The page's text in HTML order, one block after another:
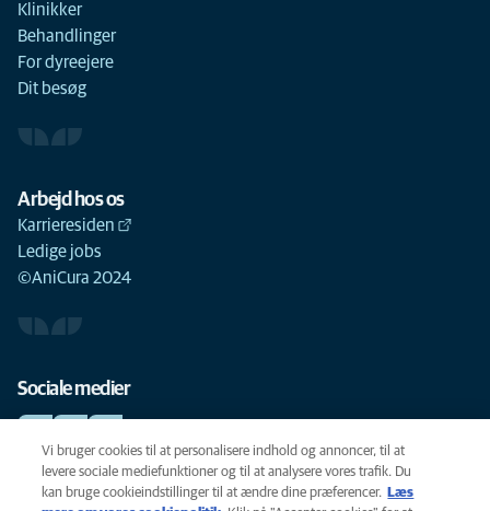
Klinikker
Behandlinger
For dyreejere
Dit besøg
Arbejd hos os
Karrieresiden
Ledige jobs
©AniCura 2024
Sociale medier
Cookie-politik
Vi bruger cookies til at personalisere indhold og annoncer, til at
levere sociale mediefunktioner og til at analysere vores trafik. Du
kan bruge cookieindstillinger til at ændre dine præferencer.
Læs